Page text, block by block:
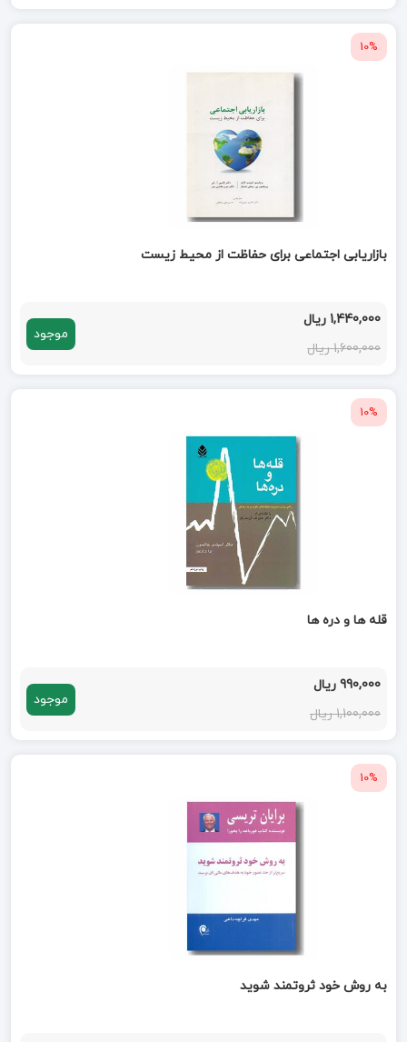
10%
بازاریابی اجتماعی برای حفاظت از محیط زیست
1,440,000 ریال
1,600,000 ریال
موجود
10%
قله ها و دره ها
990,000 ریال
1,100,000 ریال
موجود
10%
به روش خود ثروتمند شوید